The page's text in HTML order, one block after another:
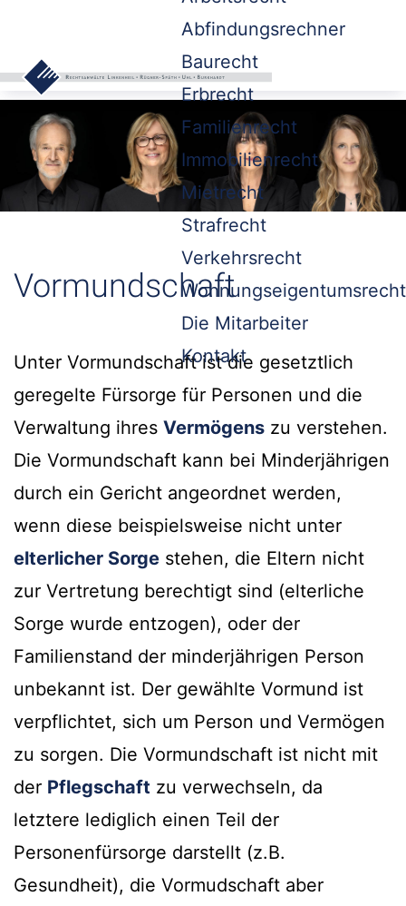
Abfindungsrechner
Baurecht
Erbrecht
Familienrecht
Immobilienrecht
Mietrecht
Strafrecht
Verkehrsrecht
Wohnungseigentumsrecht
Die Mitarbeiter
Kontakt
Vormundschaft
Unter Vormundschaft ist die gesetztlich
geregelte Fürsorge für Personen und die
Verwaltung ihres Vermögens zu verstehen.
Die Vormundschaft kann bei Minderjährigen
durch ein Gericht angeordnet werden,
wenn diese beispielsweise nicht unter
elterlicher Sorge stehen, die Eltern nicht
zur Vertretung berechtigt sind (elterliche
Sorge wurde entzogen), oder der
Familienstand der minderjährigen Person
unbekannt ist. Der gewählte Vormund ist
verpflichtet, sich um Person und Vermögen
zu sorgen. Die Vormundschaft ist nicht mit
der Pflegschaft zu verwechseln, da
letztere lediglich einen Teil der
Personenfürsorge darstellt (z.B.
Gesundheit), die Vormudschaft aber